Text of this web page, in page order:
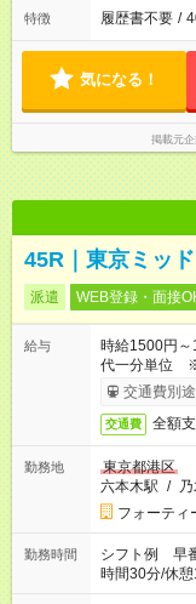
特徴 履歴書不要 /
気になる！
掲載元企
45R｜東京ミッ
派遣 WEB登録・面接
給与
時給1500円
代一分単位 ※
お時給は一例
交通費別
交通費 全額
勤務地
東京都港区
六本木駅 /
フォーティ
勤務時間
シフト例 早
時間30分/休